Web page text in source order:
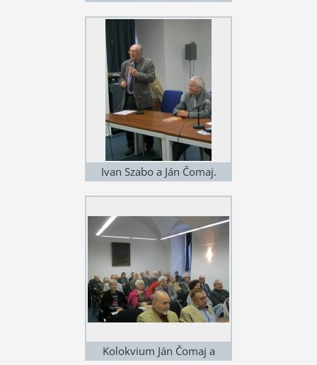
Čomaj a Literatúra faktu 17.
4. 2015 v Univerzitnej
knižnici v Bratislave. Foto:
Štefan Cifra
Ivan Szabo a Ján Čomaj.
Univerzitnej knižnici v
Bratislave. Foto: Štefan Cifra
Kolokvium Ján Čomaj a